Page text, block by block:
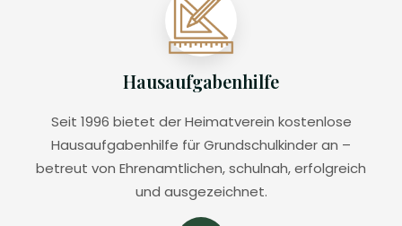
Hausaufgabenhilfe
Seit 1996 bietet der Heimatverein kostenlose
Hausaufgabenhilfe für Grundschulkinder an –
betreut von Ehrenamtlichen, schulnah, erfolgreich
und ausgezeichnet.